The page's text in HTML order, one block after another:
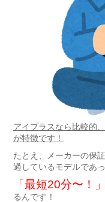
アイプラスなら比較的
が特徴です！
たとえ、メーカーの保
過しているモデルであ
「最短20分〜！
るんです！